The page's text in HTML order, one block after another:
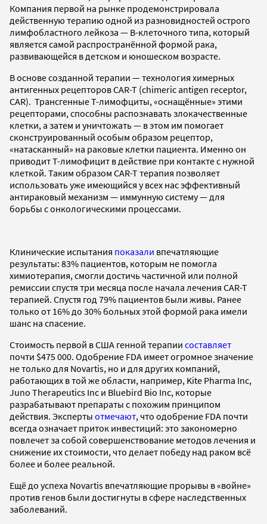
Компания первой на рынке продемонстрировала
действенную терапию одной из разновидностей острого
лимфобластного лейкоза — В-клеточного типа, который
является самой распространённой формой рака,
развивающейся в детском и юношеском возрасте.
В основе созданной терапии — технология химерных
антигенных рецепторов CAR-T (chimeric antigen receptor,
CAR). Трансгенные Т-лимофциты, «оснащённые» этими
рецепторами, способны распознавать злокачественные
клетки, а затем и уничтожать — в этом им помогает
сконструированный особым образом рецептор,
«натасканный» на раковые клетки пациента. Именно он
приводит Т-лимофицит в действие при контакте с нужной
клеткой. Таким образом CAR-T терапия позволяет
использовать уже имеющийся у всех нас эффективный
антираковый механизм — иммунную систему — для
борьбы с онкологическими процессами.
Клинические испытания показали впечатляющие
результаты: 83% пациентов, которым не помогла
химиотерапия, смогли достичь частичной или полной
ремиссии спустя три месяца после начала лечения CAR-T
терапией. Спустя год 79% пациентов были живы. Ранее
только от 16% до 30% больных этой формой рака имели
шанс на спасение.
Стоимость первой в США генной терапии составляет
почти $475 000. Одобрение FDA имеет огромное значение
не только для Novartis, но и для других компаний,
работающих в той же области, например, Kite Pharma Inc,
Juno Therapeutics Inc и Bluebird Bio Inc, которые
разрабатывают препараты с похожим принципом
действия. Эксперты отмечают, что одобрение FDA почти
всегда означает приток инвестиций: это закономерно
повлечет за собой совершенствование методов лечения и
снижение их стоимости, что делает победу над раком всё
более и более реальной.
Ещё до успеха Novartis впечатляющие прорывы в «войне»
против генов были достигнуты в сфере наследственных
заболеваний.